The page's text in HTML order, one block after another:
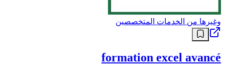
وغيرها من الخدمات المتخصصين
formation excel avancé